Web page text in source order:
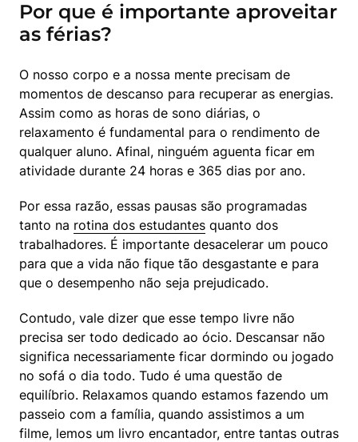
Por que é importante aproveitar
as férias?
O nosso corpo e a nossa mente precisam de
momentos de descanso para recuperar as energias.
Assim como as horas de sono diárias, o
relaxamento é fundamental para o rendimento de
qualquer aluno. Afinal, ninguém aguenta ficar em
atividade durante 24 horas e 365 dias por ano.
Por essa razão, essas pausas são programadas
tanto na rotina dos estudantes quanto dos
trabalhadores. É importante desacelerar um pouco
para que a vida não fique tão desgastante e para
que o desempenho não seja prejudicado.
Contudo, vale dizer que esse tempo livre não
precisa ser todo dedicado ao ócio. Descansar não
significa necessariamente ficar dormindo ou jogado
no sofá o dia todo. Tudo é uma questão de
equilíbrio. Relaxamos quando estamos fazendo um
passeio com a família, quando assistimos a um
filme, lemos um livro encantador, entre tantas outras